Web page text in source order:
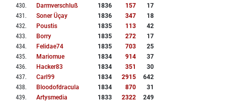
430. Darmverschluß 1836 157
17
431 . Soner Üçay 1836 347
18
432. Poustis 1835 113
42
433. Borry 1835 272
17
434. Felidae74 1835 703
25
435. Mariomue 1834 914
37
436. Hacker83 1834 351
30
437. Carl99 1834 2915
642
438. Bloodofdracula 1834 870
31
439. Artysmedia 1833 2322
249